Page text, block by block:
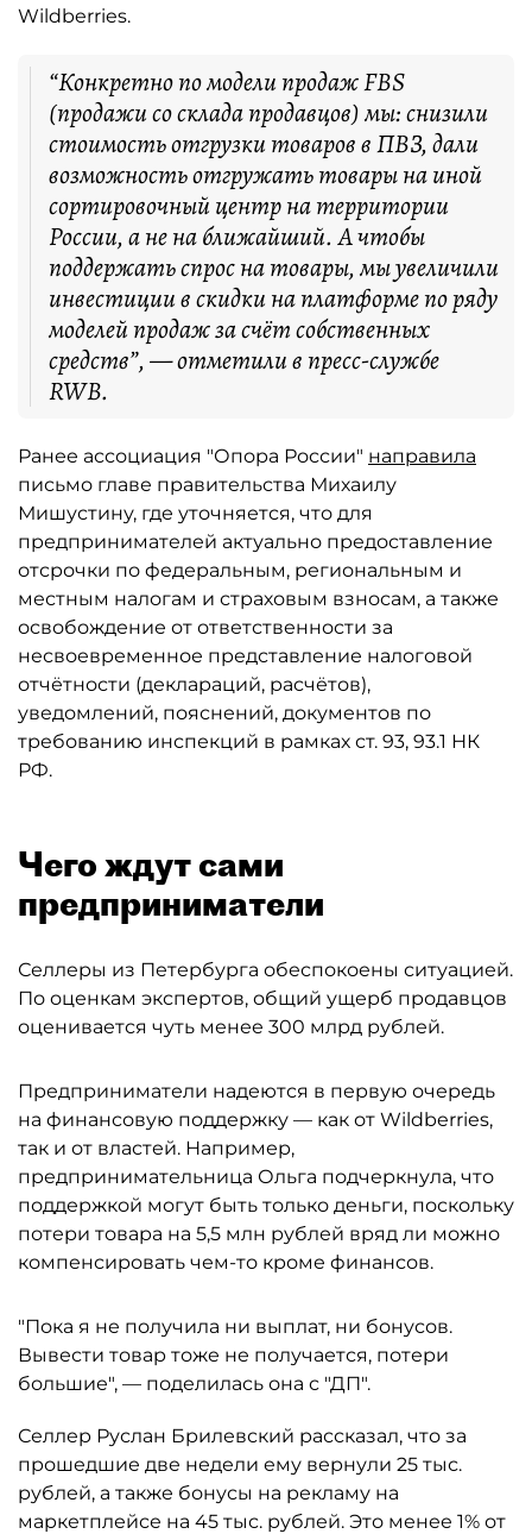
Wildberries.
“Конкретно по модели продаж FBS
(продажи со склада продавцов) мы: снизили
стоимость отгрузки товаров в ПВЗ, дали
возможность отгружать товары на иной
сортировочный центр на территории
России, а не на ближайший. А чтобы
поддержать спрос на товары, мы увеличили
инвестиции в скидки на платформе по ряду
моделей продаж за счёт собственных
средств”, — отметили в пресс-службе
RWB.
Ранее ассоциация "Опора России" направила
письмо главе правительства Михаилу
Мишустину, где уточняется, что для
предпринимателей актуально предоставление
отсрочки по федеральным, региональным и
местным налогам и страховым взносам, а также
освобождение от ответственности за
несвоевременное представление налоговой
отчётности (деклараций, расчётов),
уведомлений, пояснений, документов по
требованию инспекций в рамках ст. 93, 93.1 НК
РФ.
Чего ждут сами
предприниматели
Селлеры из Петербурга обеспокоены ситуацией.
По оценкам экспертов, общий ущерб продавцов
оценивается чуть менее 300 млрд рублей.
Предприниматели надеются в первую очередь
на финансовую поддержку — как от Wildberries,
так и от властей. Например,
предпринимательница Ольга подчеркнула, что
поддержкой могут быть только деньги, поскольку
потери товара на 5,5 млн рублей вряд ли можно
компенсировать чем-то кроме финансов.
"Пока я не получила ни выплат, ни бонусов.
Вывести товар тоже не получается, потери
большие", — поделилась она с "ДП".
Селлер Руслан Брилевский рассказал, что за
прошедшие две недели ему вернули 25 тыс.
рублей, а также бонусы на рекламу на
маркетплейсе на 45 тыс. рублей. Это менее 1% от